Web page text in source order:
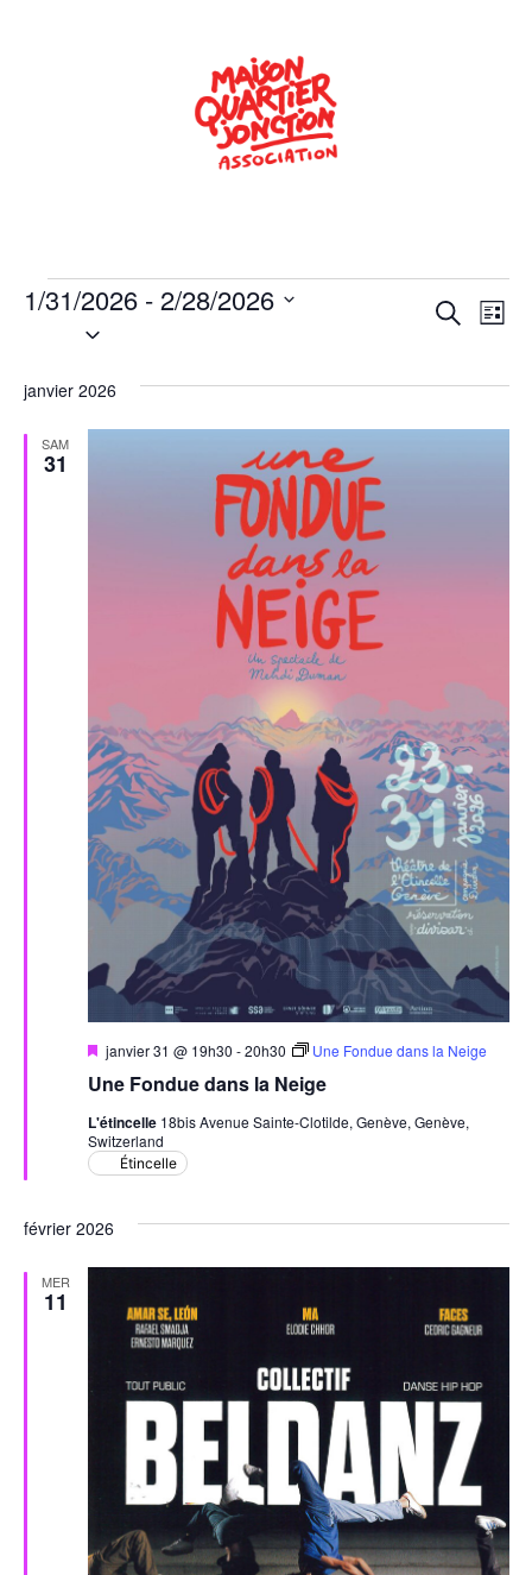
Recherche
Liste
1/31/2026 - 2/28/2026
Sélectionnez
janvier 2026
SAM
31
Une Fondue dans la Neige
Mis
avant
janvier 31 @ 19h30 -20h30 Une Fondue dans la Neige
L'étincelle 18bis Avenue Sainte-Clotilde, Genève, Genève,
Switzerland
Étincelle
février 2026
MER
11